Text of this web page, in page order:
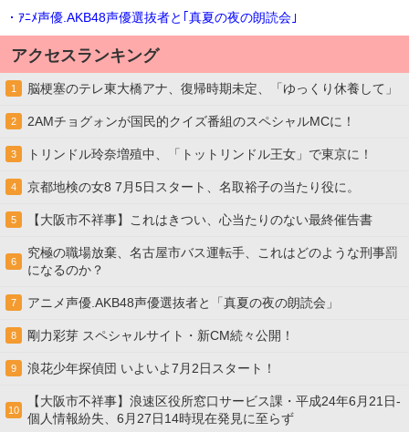
・ｱﾆﾒ声優.AKB48声優選抜者と｢真夏の夜の朗読会｣
アクセスランキング
1 脳梗塞のテレ東大橋アナ、復帰時期未定、「ゆっくり休養して」
2 2AMチョグォンが国民的クイズ番組のスペシャルMCに！
3 トリンドル玲奈増殖中、「トットリンドル王女」で東京に！
4 京都地検の女8 7月5日スタート、名取裕子の当たり役に。
5 【大阪市不祥事】これはきつい、心当たりのない最終催告書
6
究極の職場放棄、名古屋市バス運転手、これはどのような刑事罰
になるのか？
7 アニメ声優.AKB48声優選抜者と「真夏の夜の朗読会」
8 剛力彩芽 スペシャルサイト・新CM続々公開！
9 浪花少年探偵団 いよいよ7月2日スタート！
10
【大阪市不祥事】浪速区役所窓口サービス課・平成24年6月21日-
個人情報紛失、6月27日14時現在発見に至らず